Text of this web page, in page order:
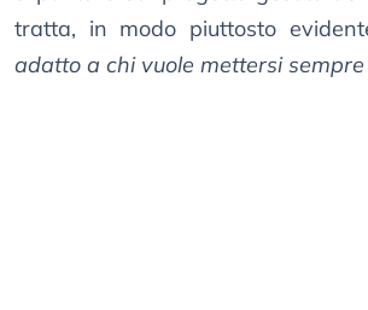
tratta, in modo piuttosto
adatto a chi vuole mettersi